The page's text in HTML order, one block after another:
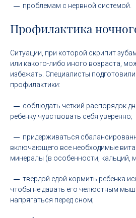
проблемам с нервной системой.
Профилактика
Ситуации, при которой скрипит
или какого-либо иного возраста,
избежать. Специалисты
профилактики:
соблюдать четкий распорядок
ребенку чувствовать себя уверенно;
придерживаться
включающего все необходимые
минералы (в особенности, кальций,
твердой едой кормить ребенка
чтобы не давать его челюстным
напрягаться перед сном;